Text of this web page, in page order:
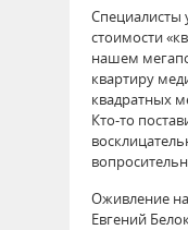
Специалисты
стоимости
нашем
квартиру
квадратных
Кто-то
Оживление
Евгений